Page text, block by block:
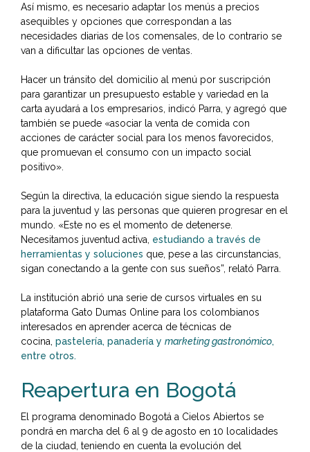
Así mismo, es necesario adaptar los menús a precios
asequibles y opciones que correspondan a las
necesidades diarias de los comensales, de lo contrario se
van a dificultar las opciones de ventas.
Hacer un tránsito del domicilio al menú por suscripción
para garantizar un presupuesto estable y variedad en la
carta ayudará a los empresarios, indicó Parra, y agregó que
también se puede «asociar la venta de comida con
acciones de carácter social para los menos favorecidos
que promuevan el consumo con un impacto social
positivo».
Según la directiva, la educación sigue siendo la respuesta
para la juventud y las personas que quieren progresar en el
mundo. «Este no es el momento de detenerse.
Necesitamos juventud activa, estudiando a través de
herramientas y soluciones que, pese a las circunstancias,
sigan conectando a la gente con sus sueños”, relató Parra.
La institución abrió una serie de cursos virtuales en su
plataforma Gato Dumas Online para los colombianos
interesados en aprender acerca de técnicas de
cocina, pastelería, panadería y marketing gastronómico,
entre otros.
Reapertura en Bogotá
El programa denominado Bogotá a Cielos Abiertos se
pondrá en marcha del 6 al 9 de agosto en 10 localidades
de la ciudad, teniendo en cuenta la evolución del